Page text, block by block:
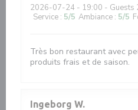
2026-07-24 - 19:00 - Guests
Service : 5/5 Ambiance : 5/5
Très bon restaurant avec
produits frais et de saison.
Ingeborg W